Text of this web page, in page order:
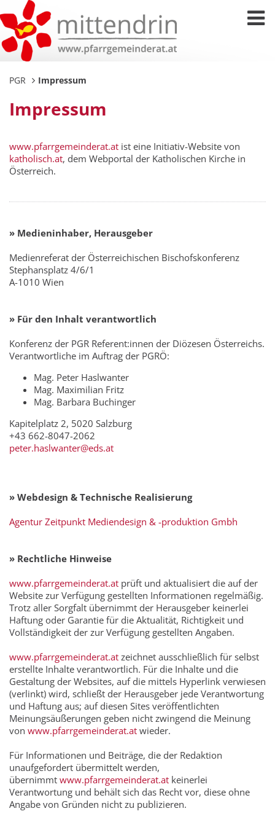
PGR Impressum
Impressum
www.pfarrgemeinderat.at ist eine Initiativ-Website von
katholisch.at, dem Webportal der Katholischen Kirche in
Österreich.
» Medieninhaber, Herausgeber
Medienreferat der Österreichischen Bischofskonferenz
Stephansplatz 4/6/1
A-1010 Wien
» Für den Inhalt verantwortlich
Konferenz der PGR Referent:innen der Diözesen Österreichs.
Verantwortliche im Auftrag der PGRÖ:
Mag. Peter Haslwanter
Mag. Maximilian Fritz
Mag. Barbara Buchinger
Kapitelplatz 2, 5020 Salzburg
+43 662-8047-2062
peter.haslwanter@eds.at
» Webdesign & Technische Realisierung
Agentur Zeitpunkt Mediendesign & -produktion Gmbh
» Rechtliche Hinweise
www.pfarrgemeinderat.at prüft und aktualisiert die auf der
Website zur Verfügung gestellten Informationen regelmäßig.
Trotz aller Sorgfalt übernimmt der Herausgeber keinerlei
Haftung oder Garantie für die Aktualität, Richtigkeit und
Vollständigkeit der zur Verfügung gestellten Angaben.
www.pfarrgemeinderat.at zeichnet ausschließlich für selbst
erstellte Inhalte verantwortlich. Für die Inhalte und die
Gestaltung der Websites, auf die mittels Hyperlink verwiesen
(verlinkt) wird, schließt der Herausgeber jede Verantwortung
und Haftung aus; auf diesen Sites veröffentlichten
Meinungsäußerungen geben nicht zwingend die Meinung
von www.pfarrgemeinderat.at wieder.
Für Informationen und Beiträge, die der Redaktion
unaufgefordert übermittelt werden,
übernimmt www.pfarrgemeinderat.at keinerlei
Verantwortung und behält sich das Recht vor, diese ohne
Angabe von Gründen nicht zu publizieren.